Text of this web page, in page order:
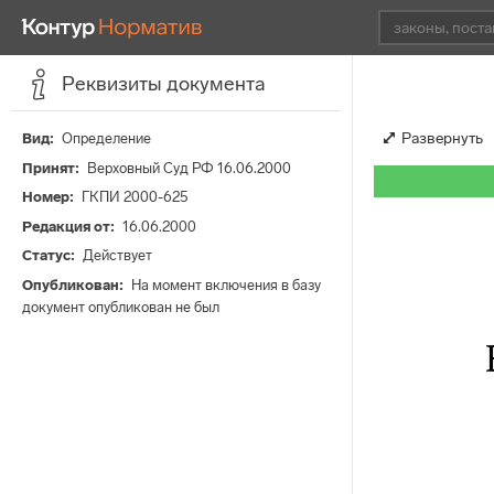
Реквизиты документа
Вид
Определение
Принят
Верховный Суд РФ 16.06.2000
Номер
ГКПИ 2000-625
Редакция от
16.06.2000
Статус
Действует
Опубликован
На момент включения в базу
документ опубликован не был
Развернуть